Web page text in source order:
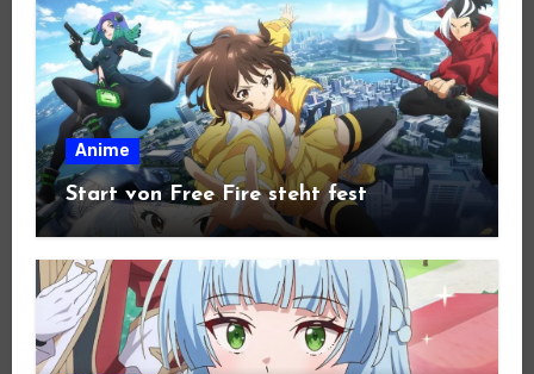
Anime
Start von Free Fire steht fest